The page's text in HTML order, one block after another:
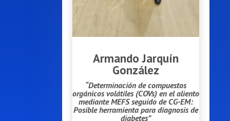
Armando Jarquín
González
“Determinación de compuestos
orgánicos volátiles (COVs) en el aliento
mediante MEFS seguido de CG-EM:
Posible herramienta para diagnosis de
diabetes”